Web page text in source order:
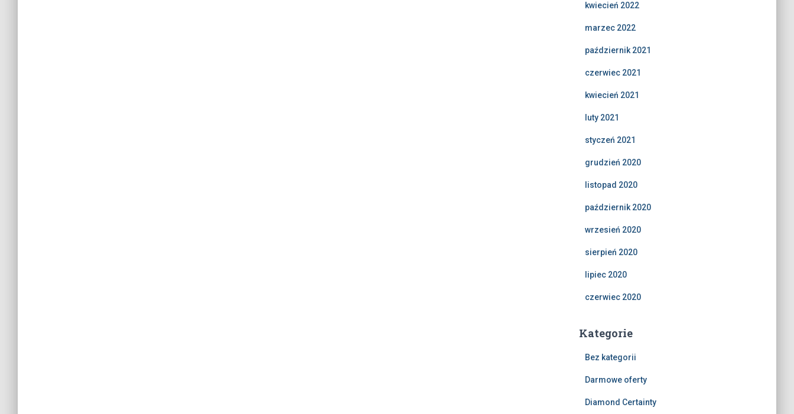
kwiecień 2022
marzec 2022
październik 2021
czerwiec 2021
kwiecień 2021
luty 2021
styczeń 2021
grudzień 2020
listopad 2020
październik 2020
wrzesień 2020
sierpień 2020
lipiec 2020
czerwiec 2020
Kategorie
Bez kategorii
Darmowe oferty
Diamond Certainty